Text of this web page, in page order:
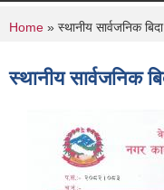
You are here
Home » स्थानीय सार्वजनिक
स्थानीय सार्वजनिक